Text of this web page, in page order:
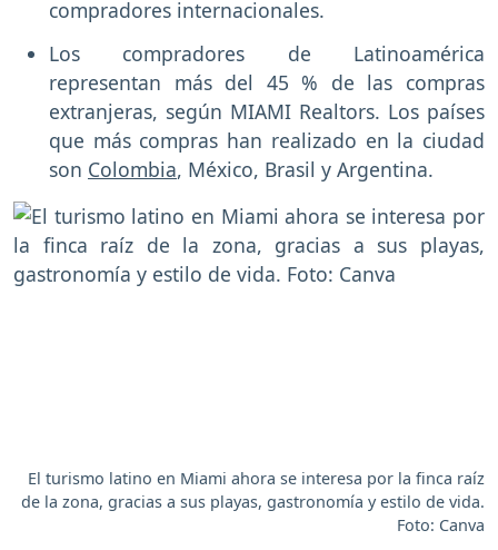
compradores internacionales.
Los compradores de Latinoamérica
representan más del 45 % de las compras
extranjeras, según MIAMI Realtors. Los países
que más compras han realizado en la ciudad
son Colombia, México, Brasil y Argentina.
El turismo latino en Miami ahora se interesa por la finca raíz
de la zona, gracias a sus playas, gastronomía y estilo de vida.
Foto: Canva